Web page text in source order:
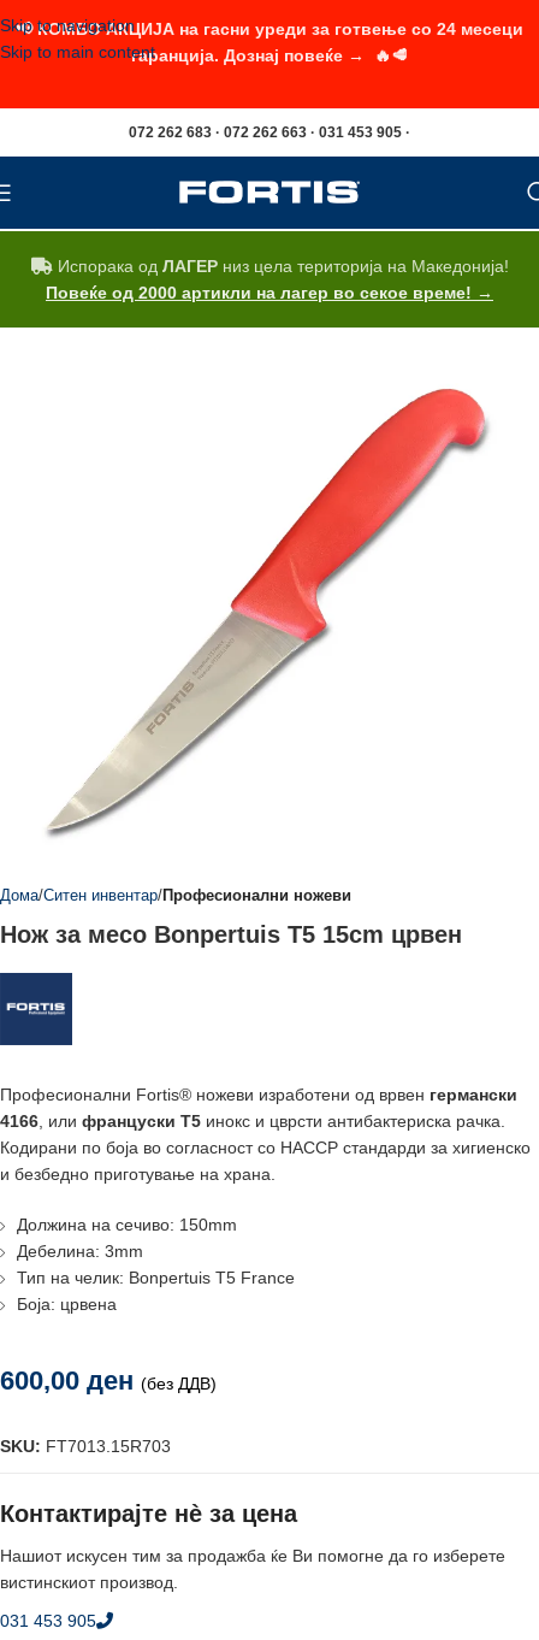
Skip to navigation
Skip to main content
072 262 683 · 072 262 663 · 031 453 905 ·
Испорака од ЛАГЕРниз цела територија на Македонија!
Повеќе од 2000 артикли на лагер во секое време! →
Дома Ситен инвентар Професионални ножеви
Нож за месо Bonpertuis T5 15cm црвен
Професионални Fortis® ножеви изработени од врвен германски
4166 , или француски T5 инокс и цврсти антибактериска рачка.
Кодирани по боја во согласност со HACCP стандарди за хигиенско
и безбедно приготување на храна.
Должина на сечиво: 150mm
Дебелина: 3mm
Тип на челик: Bonpertuis T5 France
Боја: црвена
600,00 ден (без ДДВ)
SKU: FT7013.15R703
Контактирајте нè за цена
Нашиот искусен тим за продажба ќе Ви помогне да го изберете
вистинскиот производ.
031 453 905
📢 КОМБО АКЦИЈА на гасни уреди за готвење со 24 месеци
гаранција. Дознај повеќе → 🔥🥩